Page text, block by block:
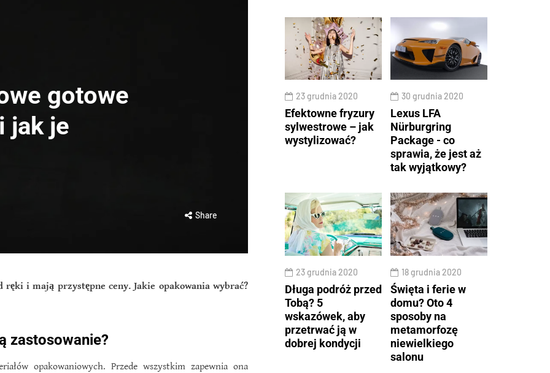
gotowe
jak je
Share
ręki i mają przystępne ceny. Jakie opakowania wybrać?
zastosowanie?
opakowaniowych. Przede wszystkim zapewnia ona
23 grudnia 2020
Efektowne fryzury
sylwestrowe – jak
wystylizować?
30 grudnia 2020
Lexus LFA
Nürburgring
Package - co
sprawia, że jest aż
tak wyjątkowy?
23 grudnia 2020
Długa podróż przed
Tobą? 5
wskazówek, aby
przetrwać ją w
dobrej kondycji
18 grudnia 2020
Święta i ferie w
domu? Oto 4
sposoby na
metamorfozę
niewielkiego
salonu